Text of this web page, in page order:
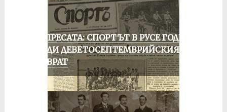
ОТ ПРЕСАТА: СПОРТЪТ В РУСЕ ГОДИНА
ПРЕДИ ДЕВЕТОСЕПТЕМВРИЙСКИЯ
ПРЕВРАТ